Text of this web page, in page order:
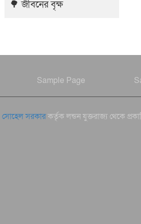
🌳 জীবনের বৃক্ষ
Sample Page
সোহেল সরকারকর্তৃক লন্ডন যুক্তরাজ্য থেকে